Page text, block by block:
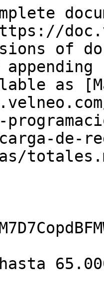
of
as
de-